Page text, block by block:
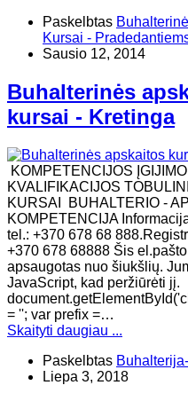
Paskelbtas
Kursai -
Sausio 12, 2014
Buhalterinės
kursai - Kretinga
KOMPETENCIJOS
KVALIFIKACIJOS
KURSAI BUHALTERIO -
KOMPETENCIJA
tel.: +370 678 68
+370 678 68888 Šis
apsaugotas nuo šiukšlių.
JavaScript, kad peržiūrėti jį.
= ''; var prefix =…
Skaityti daugiau ...
Paskelbtas
Liepa 3, 2018